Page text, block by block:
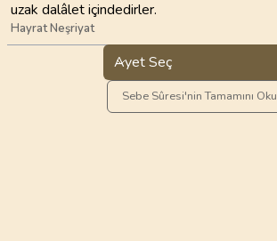
uzak dalâlet içindedirler.
Hayrat Neşriyat
Ayet Seç
Sebe Sûresi'nin Tamamını Oku